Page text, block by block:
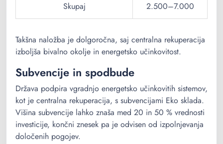
Skupaj 2.500–7.000
Takšna naložba je dolgoročna, saj centralna rekuperacija
izboljša bivalno okolje in energetsko učinkovitost.
Subvencije in spodbude
Država podpira vgradnjo energetsko učinkovitih sistemov,
kot je centralna rekuperacija, s subvencijami Eko sklada.
Višina subvencije lahko znaša med 20 in 50 % vrednosti
investicije, končni znesek pa je odvisen od izpolnjevanja
določenih pogojev.